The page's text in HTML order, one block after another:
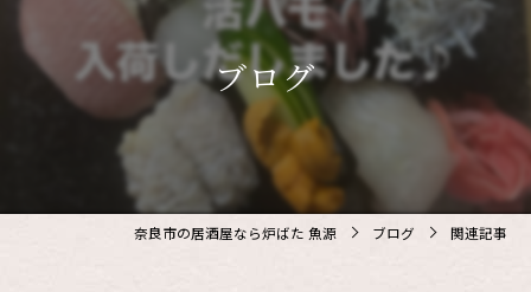
ブログ
奈良市の居酒屋なら炉ばた 魚源 ブログ 関連記事